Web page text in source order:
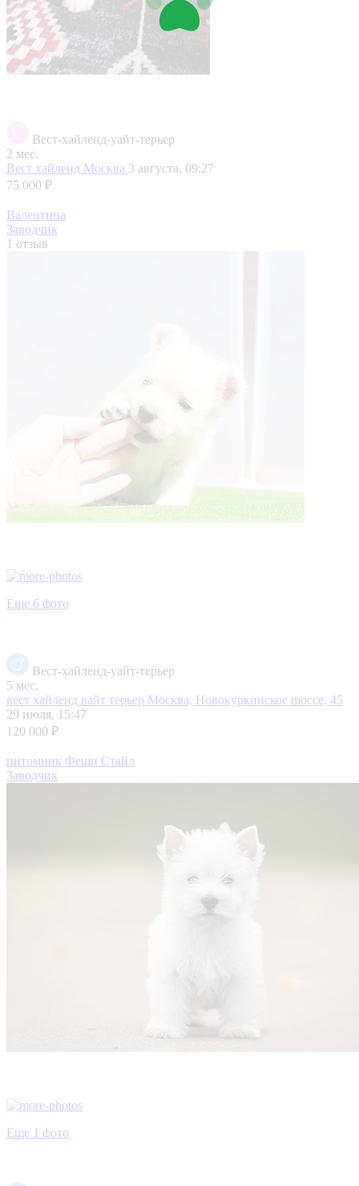
Вест-хайленд-уайт-терьер
2 мес.
Вест хайленд Москва 3 августа, 09:27
75 000 ₽
Валентина
Заводчик
1 отзыв
Еще 6 фото
Вест-хайленд-уайт-терьер
5 мес.
вест хайленд вайт терьер Москва, Новокуркинское шоссе, 45
29 июля, 15:47
120 000 ₽
питомник Фешн Стайл
Заводчик
Еще 1 фото